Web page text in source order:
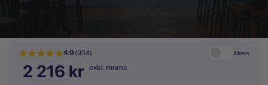
4.9 (934) Moms
2 216 kr exkl. moms